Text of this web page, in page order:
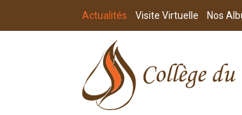
Actualités Visite Virtuelle Nos